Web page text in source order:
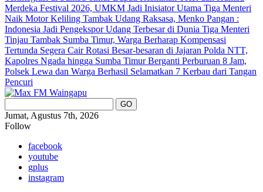
Merdeka Festival 2026, UMKM Jadi Inisiator Utama Tiga Menteri
Naik Motor Keliling Tambak Udang Raksasa, Menko Pangan :
Indonesia Jadi Pengekspor Udang Terbesar di Dunia Tiga Menteri
Tinjau Tambak Sumba Timur, Warga Berharap Kompensasi
Tertunda Segera CairRotasi Besar-besaran di Jajaran Polda NTT,
Kapolres Ngada hingga Sumba Timur Berganti Perburuan 8 Jam,
Polsek Lewa dan Warga Berhasil Selamatkan 7 Kerbau dari Tangan
Pencuri
Jumat, Agustus 7th, 2026
Follow
facebook
youtube
gplus
instagram